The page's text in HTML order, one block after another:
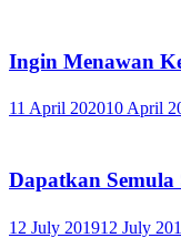
Ingin Menawan
11 April 202010 April
Dapatkan
12 July 201912 July